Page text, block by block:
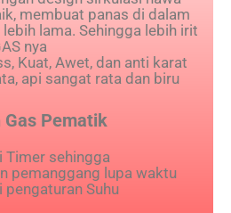
membuat panas di dalam
lama. Sehingga lebih irit
nya
Kuat, Awet, dan anti karat
api sangat rata dan biru
Gas Pematik
sehingga
pemanggang lupa waktu
Suhu